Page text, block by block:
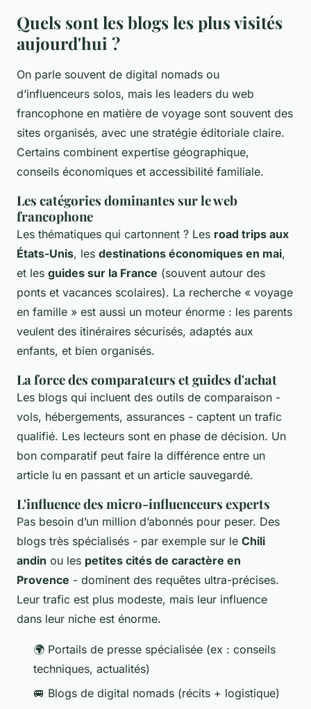
Quels sont les blogs les plus visités
aujourd'hui ?
On parle souvent de digital nomads ou
d’influenceurs solos, mais les leaders du web
francophone en matière de voyage sont souvent des
sites organisés, avec une stratégie éditoriale claire.
Certains combinent expertise géographique,
conseils économiques et accessibilité familiale.
Les catégories dominantes sur le web
francophone
Les thématiques qui cartonnent ? Les road trips aux
États-Unis, les destinations économiques en mai,
et les guides sur la France (souvent autour des
ponts et vacances scolaires). La recherche « voyage
en famille » est aussi un moteur énorme : les parents
veulent des itinéraires sécurisés, adaptés aux
enfants, et bien organisés.
La force des comparateurs et guides d'achat
Les blogs qui incluent des outils de comparaison -
vols, hébergements, assurances - captent un trafic
qualifié. Les lecteurs sont en phase de décision. Un
bon comparatif peut faire la différence entre un
article lu en passant et un article sauvegardé.
L'influence des micro-influenceurs experts
Pas besoin d’un million d’abonnés pour peser. Des
blogs très spécialisés - par exemple sur le Chili
andin ou les petites cités de caractère en
Provence - dominent des requêtes ultra-précises.
Leur trafic est plus modeste, mais leur influence
dans leur niche est énorme.
🌍 Portails de presse spécialisée (ex : conseils
techniques, actualités)
🚐 Blogs de digital nomads (récits + logistique)